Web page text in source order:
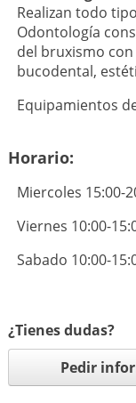
Realizan todo
Odontología
del bruxismo
bucodental,
Equipamientos
Horario:
Miercoles 15:00-
Viernes 10:00-
Sabado 10:00-
¿Tienes dudas?
Pedir